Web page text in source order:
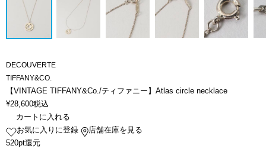
DECOUVERTE
TIFFANY&CO.
【VINTAGE TIFFANY&Co./ティファニー】Atlas circle necklace
¥28,600税込
カートに入れる
お気に入りに登録
店舗在庫を見る
520pt還元